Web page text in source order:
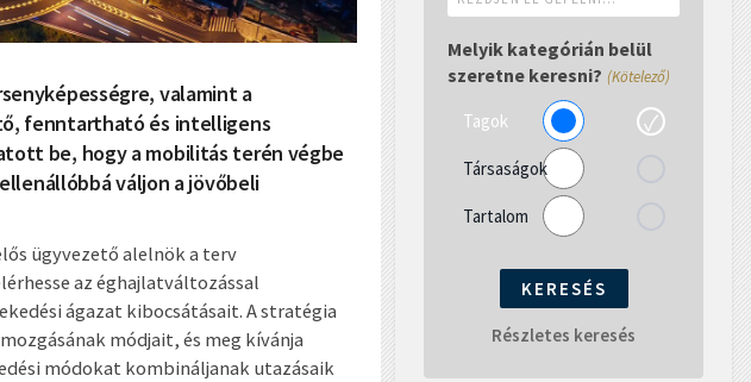
valamint a
fenntartható és intelligens
be, hogy a mobilitás terén végbe
váljon a jövőbeli
ügyvezető alelnök a terv
az éghajlatváltozással
ágazat kibocsátásait. A stratégia
módjait, és meg kívánja
módokat kombináljanak utazásaik
el
gépelni...
Melyik kategórián belül
szeretne keresni? (Kötelező)
Tagok
Társaságok
Tartalom
Részletes keresés